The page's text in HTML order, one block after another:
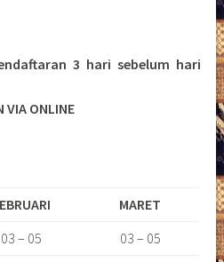
3 hari sebelum hari
VIA ONLINE
MARET
03 – 05
03 – 05